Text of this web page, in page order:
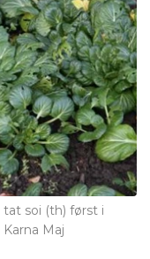
soi (th) først i
Maj